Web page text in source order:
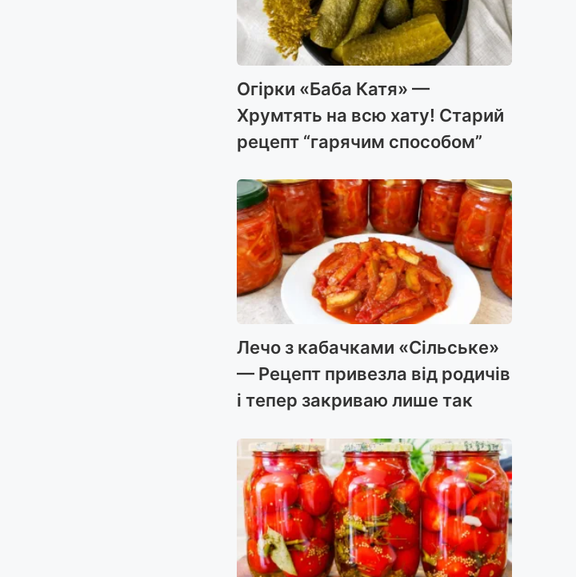
Огірки «Баба Катя» —
Хрумтять на всю хату! Старий
рецепт “гарячим способом”
Лечо з кабачками «Сільське»
— Рецепт привезла від родичів
і тепер закриваю лише так